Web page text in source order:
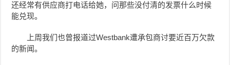
还经常有供应商打电话给她，问那些没付清的发票什么时候
能兑现。
上周我们也曾报道过Westbank遭承包商讨要近百万欠款
的新闻。